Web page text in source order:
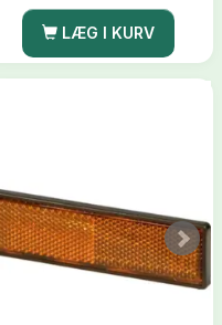
LÆG I KURV